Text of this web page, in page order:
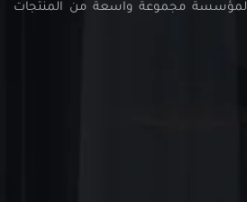
مجموعة واسعة من المنتجات